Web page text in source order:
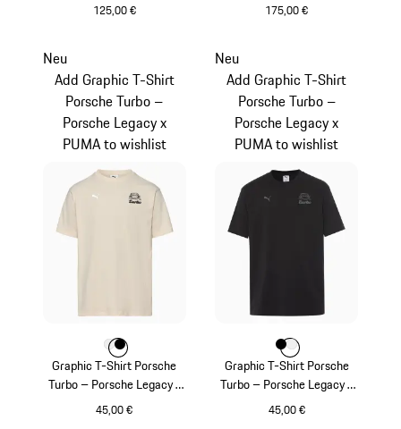
125,00 € 175,00 €
Graphic T-Shirt Porsche
Turbo – Porsche Legacy x
PUMA
45,00 €
Neu
Add Graphic T-Shirt
Porsche Turbo –
Porsche Legacy x
PUMA to wishlist
Farbe
FarbeFarbe
Graphic T-Shirt Porsche
Turbo – Porsche Legacy x
PUMA
45,00 €
Neu
Add Graphic T-Shirt
Porsche Turbo –
Porsche Legacy x
PUMA to wishlist
Farbe
FarbeFarbe